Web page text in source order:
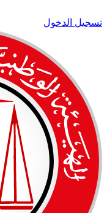
تسجيل الدخول